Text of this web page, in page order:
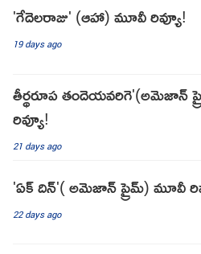
'గేదెలరాజు' (ఆహా) మూవీ రివ్యూ!
19 days ago
తీర్థరూప తందెయవరిగె'(అమెజాన్
రివ్యూ!
21 days ago
'ఏక్ దిన్'( అమెజాన్ ప్రైమ్) మూవీ
22 days ago